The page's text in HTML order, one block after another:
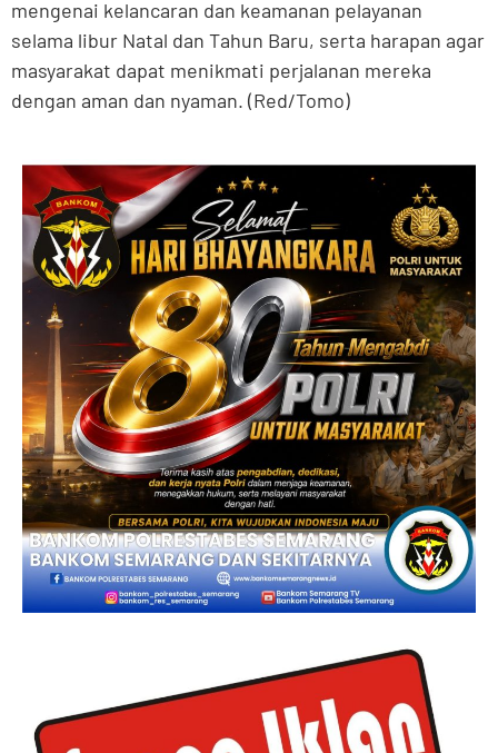
mengenai kelancaran dan keamanan pelayanan
selama libur Natal dan Tahun Baru, serta harapan agar
masyarakat dapat menikmati perjalanan mereka
dengan aman dan nyaman. (Red/Tomo)